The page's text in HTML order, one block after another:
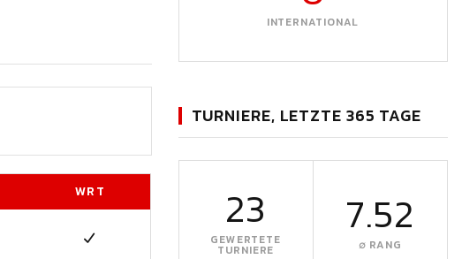
WRT
INTERNATIONAL
TURNIERE, LETZTE 365 TAGE
23
GEWERTETE
TURNIERE
7.52
∅ RANG